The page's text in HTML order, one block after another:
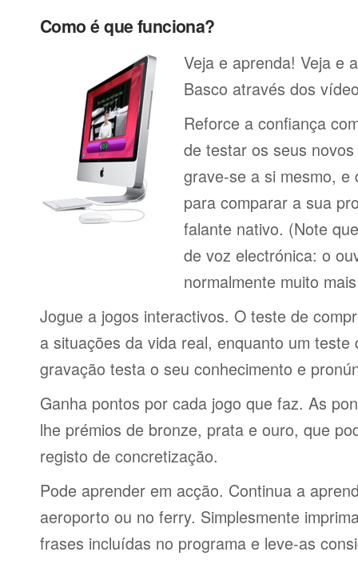
Como é que funciona?
Veja e aprenda! Veja e
Basco através dos
Reforce a confiança
de testar os seus
grave-se a si mesmo, e
para comparar a sua
falante nativo. (Note
de voz electrónica: o
normalmente muito
Jogue a jogos interactivos. O teste de
a situações da vida real, enquanto um teste
gravação testa o seu conhecimento e
Ganha pontos por cada jogo que faz. As
lhe prémios de bronze, prata e ouro, que
registo de concretização.
Pode aprender em acção. Continua a
aeroporto ou no ferry. Simplesmente
frases incluídas no programa e leve-as